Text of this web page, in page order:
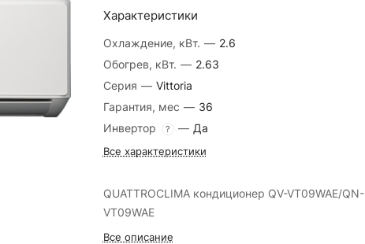
Характеристики
Охлаждение, кВт. — 2.6
Обогрев, кВт. — 2.63
Серия — Vittoria
Гарантия, мес — 36
Инвертор
? — Да
Все характеристики
QUATTROCLIMA кондиционер QV-VT09WAE/QN-
VT09WAE
Все описание